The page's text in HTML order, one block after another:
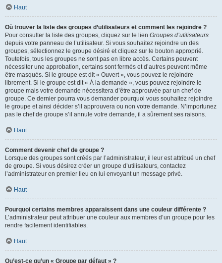
Haut
Où trouver la liste des groupes d’utilisateurs et comment les rejoindre ?
Pour consulter la liste des groupes, cliquez sur le lien Groupes d’utilisateurs
depuis votre panneau de l’utilisateur. Si vous souhaitez rejoindre un des
groupes, sélectionnez le groupe désiré et cliquez sur le bouton approprié.
Toutefois, tous les groupes ne sont pas en libre accès. Certains peuvent
nécessiter une approbation, certains sont fermés et d’autres peuvent même
être masqués. Si le groupe est dit « Ouvert », vous pouvez le rejoindre
librement. Si le groupe est dit « À la demande », vous pouvez rejoindre le
groupe mais votre demande nécessitera d’être approuvée par un chef de
groupe. Ce dernier pourra vous demander pourquoi vous souhaitez rejoindre
le groupe et ainsi décider s’il approuvera ou non votre demande. N’importunez
pas le chef de groupe s’il annule votre demande, il a sûrement ses raisons.
Haut
Comment devenir chef de groupe ?
Lorsque des groupes sont créés par l’administrateur, il leur est attribué un chef
de groupe. Si vous désirez créer un groupe d’utilisateurs, contactez
l’administrateur en premier lieu en lui envoyant un message privé.
Haut
Pourquoi certains membres apparaissent dans une couleur différente ?
L’administrateur peut attribuer une couleur aux membres d’un groupe pour les
rendre facilement identifiables.
Haut
Qu’est-ce qu’un « Groupe par défaut » ?